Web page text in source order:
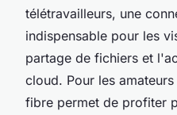
télétravailleurs, une
indispensable pour les
partage de fichiers et
cloud. Pour les
fibre permet de profiter